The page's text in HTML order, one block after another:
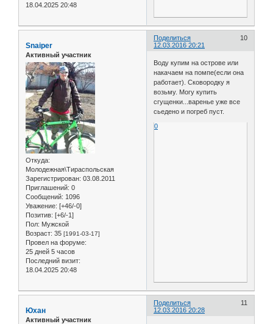
18.04.2025 20:48
Поделиться
10
12.03.2016 20:21
Snaiper
Активный участник
Откуда:
Молодежная\Тираспольская
Зарегистрирован: 03.08.2011
Приглашений: 0
Сообщений: 1096
Уважение: [+46/-0]
Позитив: [+6/-1]
Пол: Мужской
Возраст: 35 [1991-03-17]
Провел на форуме:
25 дней 5 часов
Последний визит:
18.04.2025 20:48
Воду купим на острове или
накачаем на помпе(если она
работает). Сковородку я
возьму. Могу купить
сгущенки...варенье уже все
сьедено и погреб пуст.
0
Поделиться
11
12.03.2016 20:28
Юхан
Активный участник